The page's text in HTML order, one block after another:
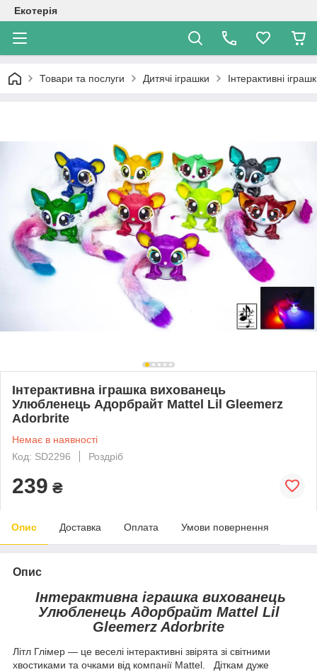
Екотерія
Товари та послуги Дитячі іграшки Інтерактивні
Інтерактивна іграшка вихованець
Улюбленець Адорбрайт Mattel Lil Gleemerz
Adorbrite
Немає в наявності
Код: SD2296
Роздріб
239 ₴
Опис Доставка Оплата Умови повернення
Опис
Інтерактивна іграшка вихованець
Улюбленець Адорбрайт Mattel Lil
Gleemerz Adorbrite
Літл Глімер — це веселі інтерактивні звірята зі світними
хвостиками та очками від компанії Mattel. Діткам дуже